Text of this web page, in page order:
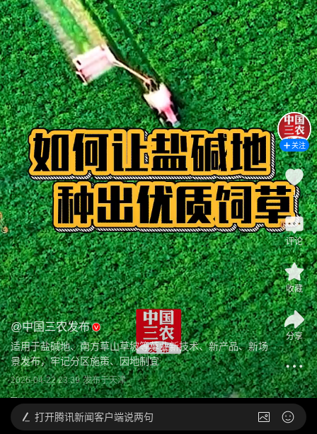
@中国三农发布
适用于盐碱地、南方草山草坡等草业新技术、新产品、新场
景发布，牢记分区施策、因地制宜
2026-04-22 23:39 发布于天津
关注
1
评论
收藏
分享
打开腾讯新闻客户端说两句